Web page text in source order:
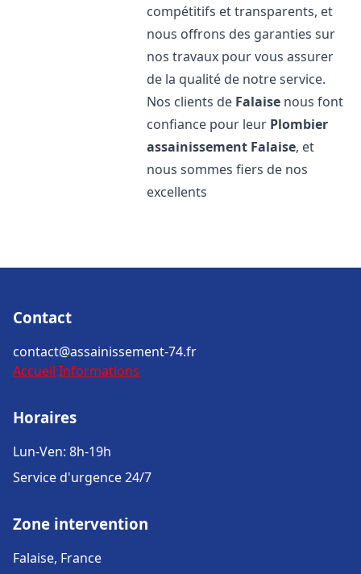
compétitifs et transparents, et
nous offrons des garanties sur
nos travaux pour vous assurer
de la qualité de notre service.
Nos clients de Falaise nous font
confiance pour leur Plombier
assainissement Falaise, et
nous sommes fiers de nos
excellents
Contact
contact@assainissement-74.fr
Accueil Informations
Horaires
Lun-Ven: 8h-19h
Service d'urgence 24/7
Zone intervention
Falaise, France